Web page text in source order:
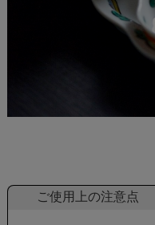
ご使用上の注意点